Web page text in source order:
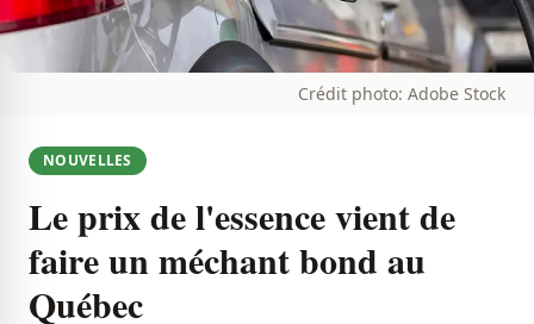
Crédit photo: Adobe Stock
NOUVELLES
Le prix de l'essence vient de
faire un méchant bond au
Québec